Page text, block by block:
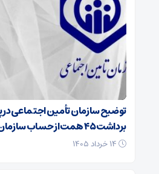
توضیح سازمان تأمین اجتماعی در
برداشت ۴۵ همت از حساب سازمان